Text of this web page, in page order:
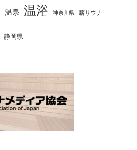
温泉 温浴 神奈川県 薪サウナ
静岡県